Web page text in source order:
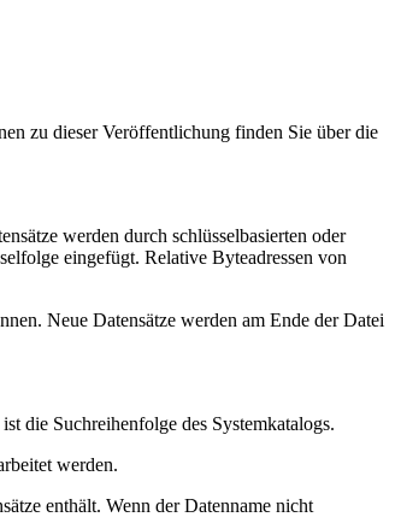
zu dieser Veröffentlichung finden Sie über die
werden durch schlüsselbasierten oder
eingefügt. Relative Byteadressen von
Neue Datensätze werden am Ende der Datei
die Suchreihenfolge des Systemkatalogs.
werden.
enthält. Wenn der Datenname nicht